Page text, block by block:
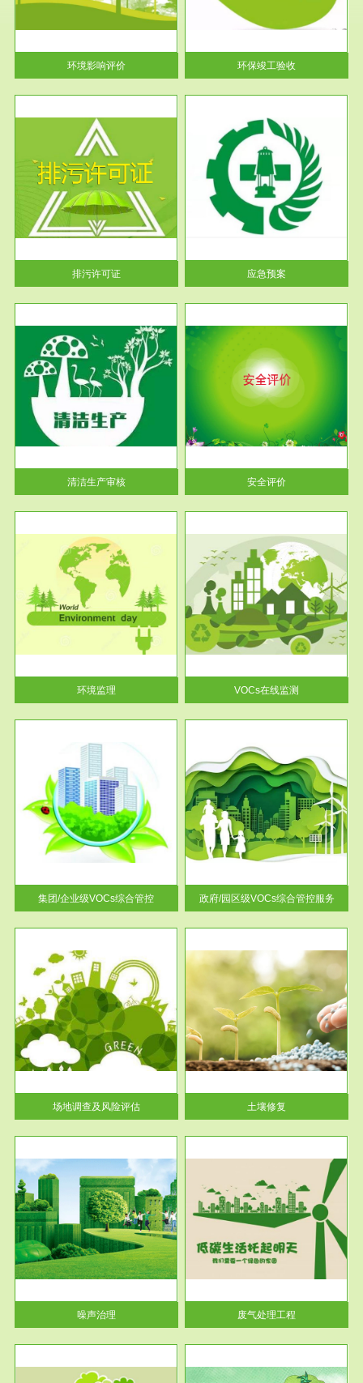
环境影响评价
根据《建设项目环境保护管理条
例》第十七条 编制环境影响报
告书、...
环保竣工验收
排污许可证
服务范围
应急预案
根据《中华人民共和国环境保护
法》第十九条 企业事业单位应
当按照...
应急预案
清洁生产审核
服务范围
安全评价
安全评价安全评价目的是查找、
分析和预测工程、系统、生产经
营活...
安全评价
环境监理
服务范围
VOCs在线监测
根据《重点区域大气污染防
治“十二五”规划》有机废气净化
率达...
VOCs在线监测
集团/企业级VOCs综合管控
服务范围
政府/园区级VOCs综合管控服务
根据《石化行业挥发性有机物综
合整治方案》文件要求，到2017
年，全...
政府/园区级VOCs综合管控服务
场地调查及风险评估
服务范围
土壤修复
土壤修复
噪声治理
服务范围
废气处理工程
废气处理工程